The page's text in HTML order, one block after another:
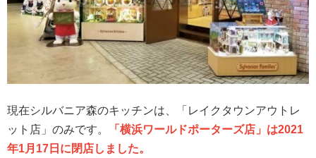
現在シルバニア森のキッチンは、「レイクタウンアウトレ
ット店」のみです。
「横浜ワールドポーターズ店」は2021
年1月17日に閉店しました。